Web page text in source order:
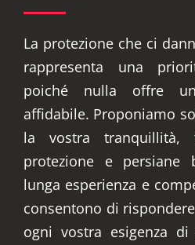
La protezione che ci
rappresenta una
poiché nulla offre
affidabile. Proponiamo
la vostra
protezione e persiane
lunga esperienza e
consentono di
ogni vostra esigenza di